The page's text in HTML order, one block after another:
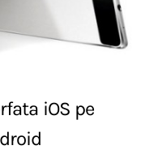
iOS pe